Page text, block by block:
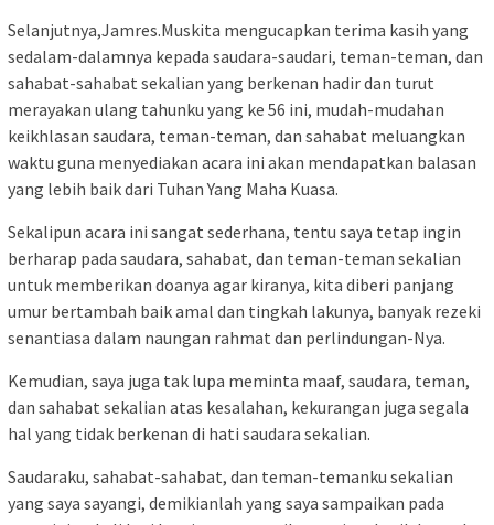
Selanjutnya,Jamres.Muskita mengucapkan terima kasih yang
sedalam-dalamnya kepada saudara-saudari, teman-teman, dan
sahabat-sahabat sekalian yang berkenan hadir dan turut
merayakan ulang tahunku yang ke 56 ini, mudah-mudahan
keikhlasan saudara, teman-teman, dan sahabat meluangkan
waktu guna menyediakan acara ini akan mendapatkan balasan
yang lebih baik dari Tuhan Yang Maha Kuasa.
Sekalipun acara ini sangat sederhana, tentu saya tetap ingin
berharap pada saudara, sahabat, dan teman-teman sekalian
untuk memberikan doanya agar kiranya, kita diberi panjang
umur bertambah baik amal dan tingkah lakunya, banyak rezeki
senantiasa dalam naungan rahmat dan perlindungan-Nya.
Kemudian, saya juga tak lupa meminta maaf, saudara, teman,
dan sahabat sekalian atas kesalahan, kekurangan juga segala
hal yang tidak berkenan di hati saudara sekalian.
Saudaraku, sahabat-sahabat, dan teman-temanku sekalian
yang saya sayangi, demikianlah yang saya sampaikan pada